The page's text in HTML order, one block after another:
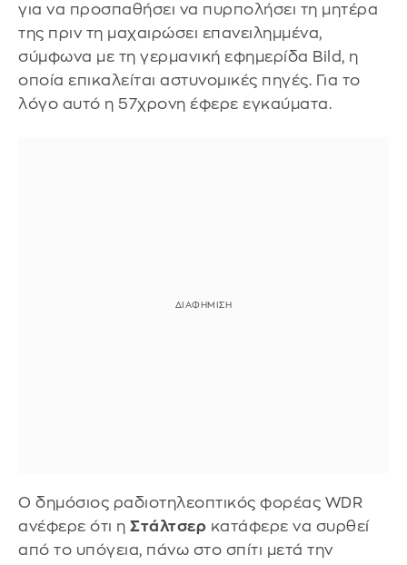
για να προσπαθήσει να πυρπολήσει τη μητέρα
της πριν τη μαχαιρώσει επανειλημμένα,
σύμφωνα με τη γερμανική εφημερίδα Bild, η
οποία επικαλείται αστυνομικές πηγές. Για το
λόγο αυτό η 57χρονη έφερε εγκαύματα.
Ο δημόσιος ραδιοτηλεοπτικός φορέας WDR
ανέφερε ότι η Στάλτσερ κατάφερε να συρθεί
από το υπόγεια, πάνω στο σπίτι μετά την